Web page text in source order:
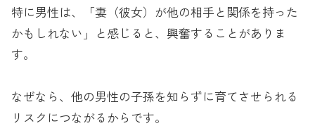
特に男性は、「妻（彼女）が他の相手と関係を持った
かもしれない」と感じると、興奮することがありま
す。
なぜなら、他の男性の子孫を知らずに育てさせられる
リスクにつながるからです。